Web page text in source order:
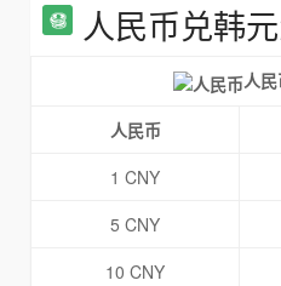
人民币兑韩
人
人民币
1 CNY
5 CNY
10 CNY